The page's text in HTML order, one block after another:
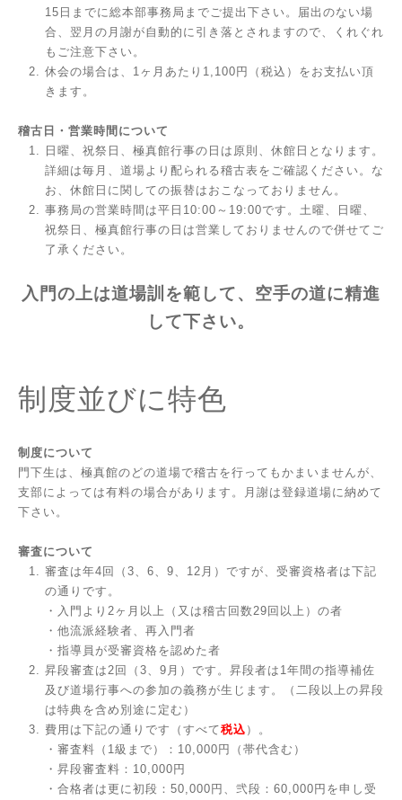
15日までに総本部事務局までご提出下さい。届出のない場
合、翌月の月謝が自動的に引き落とされますので、くれぐれ
もご注意下さい。
休会の場合は、1ヶ月あたり1,100円（税込）をお支払い頂
きます。
稽古日・営業時間について
日曜、祝祭日、極真館行事の日は原則、休館日となります。
詳細は毎月、道場より配られる稽古表をご確認ください。な
お、休館日に関しての振替はおこなっておりません。
事務局の営業時間は平日10:00～19:00です。土曜、日曜、
祝祭日、極真館行事の日は営業しておりませんので併せてご
了承ください。
入門の上は道場訓を範して、空手の道に精進
して下さい。
制度並びに特色
制度について
門下生は、極真館のどの道場で稽古を行ってもかまいませんが、
支部によっては有料の場合があります。月謝は登録道場に納めて
下さい。
審査について
審査は年4回（3、6、9、12月）ですが、受審資格者は下記
の通りです。
・入門より2ヶ月以上（又は稽古回数29回以上）の者
・他流派経験者、再入門者
・指導員が受審資格を認めた者
昇段審査は2回（3、9月）です。昇段者は1年間の指導補佐
及び道場行事への参加の義務が生じます。（二段以上の昇段
は特典を含め別途に定む）
費用は下記の通りです（すべて税込 ）。
・審査料（1級まで）：10,000円（帯代含む）
・昇段審査料：10,000円
・合格者は更に初段：50,000円、弐段：60,000円を申し受